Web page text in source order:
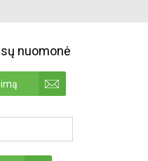
nuomonė